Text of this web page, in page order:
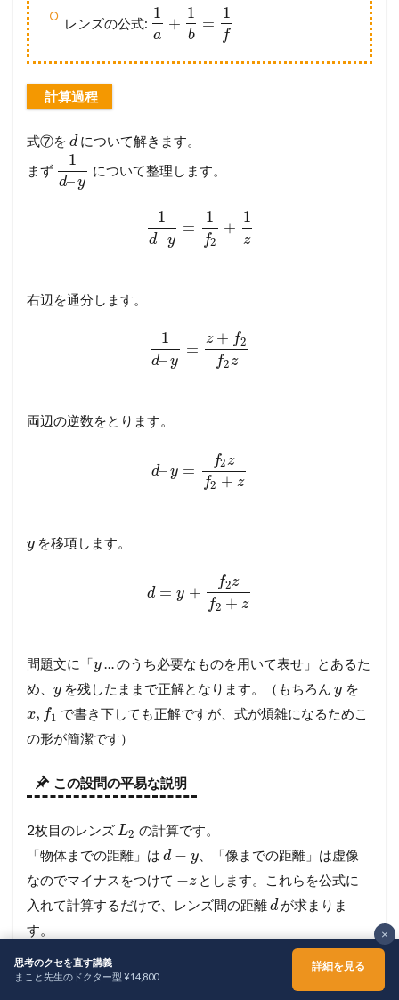
レンズの公式:
1
a
+
1
b
=
1
f
計算過程
式⑦を dについて解きます。
まず
1
d–y
について整理します。
1
d–y
=
1
f2
+
1
z
右辺を通分します。
1
d–y
=
z + f2
f2z
両辺の逆数をとります。
d–y =
f2z
f2 + z
y を移項します。
d = y +
f2z
f2 + z
問題文に「y… のうち必要なものを用いて表せ」とあるた
め、 y を残したままで正解となります。（もちろんy を
x, f1 で書き下しても正解ですが、式が煩雑になるためこ
の形が簡潔です）
この設問の平易な説明
2枚目のレンズL2 の計算です。
「物体までの距離」は d − y 、「像までの距離」は虚像
なのでマイナスをつけて −zとします。これらを公式に
入れて計算するだけで、レンズ間の距離dが求まりま
す。
式を見ると、d
（1枚目の像の位置）に正の項を足し
たものになっています。これは
×
思考のクセを直す講義
まこと先生のドクター型 ¥14,800
詳細を見る